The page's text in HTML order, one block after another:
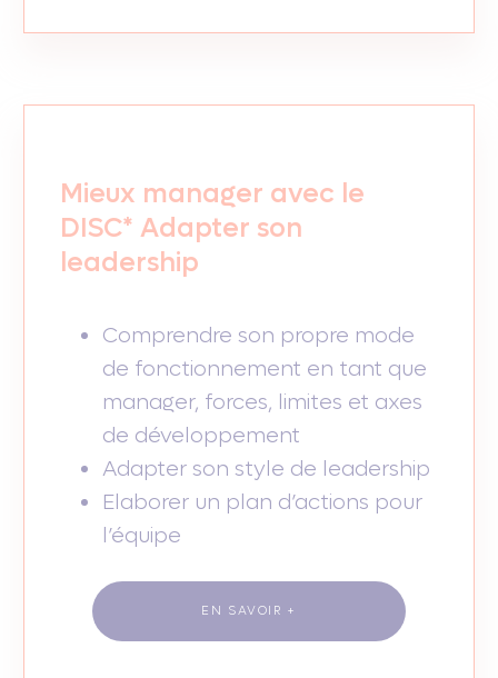
Mieux manager avec le
DISC* Adapter son
leadership
Comprendre son propre mode
de fonctionnement en tant que
manager, forces, limites et axes
de développement
Adapter son style de leadership
Elaborer un plan d’actions pour
l’équipe
EN SAVOIR +